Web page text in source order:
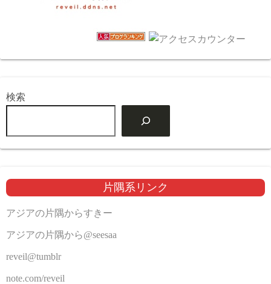
検索
片隅系リンク
アジアの片隅からすきー
アジアの片隅から@seesaa
reveil@tumblr
note.com/reveil